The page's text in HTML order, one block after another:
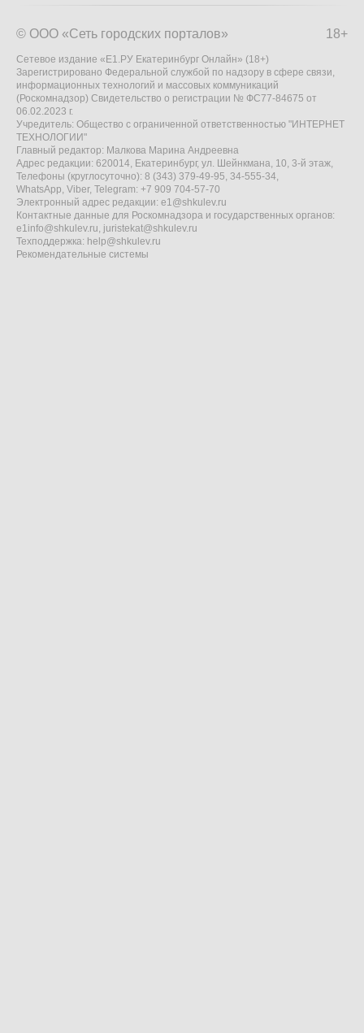
18+
© ООО «Сеть городских порталов»
Сетевое издание «Е1.РУ Екатеринбург Онлайн» (18+)
Зарегистрировано Федеральной службой по надзору в сфере связи,
информационных технологий и массовых коммуникаций
(Роскомнадзор) Свидетельство о регистрации № ФС77-84675 от
06.02.2023 г.
Учредитель: Общество с ограниченной ответственностью "ИНТЕРНЕТ
ТЕХНОЛОГИИ"
Главный редактор: Малкова Марина Андреевна
Адрес редакции: 620014, Екатеринбург, ул. Шейнкмана, 10, 3-й этаж,
Телефоны (круглосуточно): 8 (343) 379-49-95, 34-555-34,
WhatsApp, Viber, Telegram: +7 909 704-57-70
Электронный адрес редакции: e1@shkulev.ru
Контактные данные для Роскомнадзора и государственных органов:
e1info@shkulev.ru, juristekat@shkulev.ru
Техподдержка: help@shkulev.ru
Рекомендательные системы